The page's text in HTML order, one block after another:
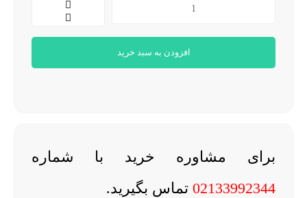
افزودن به سبد خرید
برای مشاوره خرید با شماره
02133992344 تماس بگیرید.